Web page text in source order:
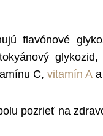
flavónové
C, vitamín A
pozrieť na